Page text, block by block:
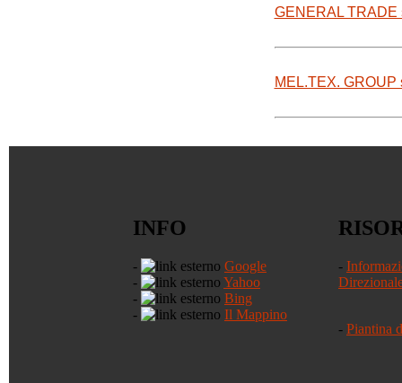
GENERAL TRADE
MEL.TEX.
INFO
-
Google
-
Yahoo
-
Bing
-
Il Mappino
-
- Piantina